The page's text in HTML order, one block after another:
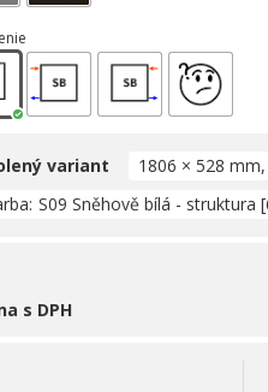
variant
1806 × 528
S09 Sněhově bílá - struktura
s DPH